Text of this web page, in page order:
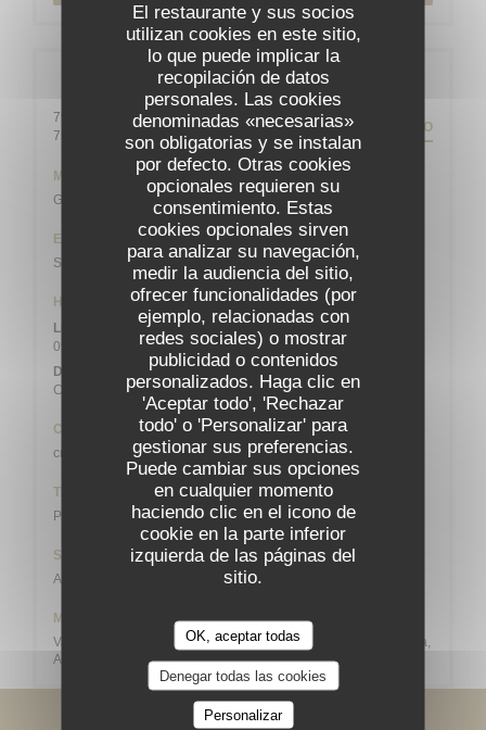
El restaurante y sus socios
utilizan cookies en este sitio,
lo que puede implicar la
recopilación de datos
personales. Las cookies
denominadas «necesarias»
son obligatorias y se instalan
por defecto. Otras cookies
opcionales requieren su
consentimiento. Estas
cookies opcionales sirven
para analizar su navegación,
medir la audiencia del sitio,
ofrecer funcionalidades (por
ejemplo, relacionadas con
redes sociales) o mostrar
publicidad o contenidos
personalizados. Haga clic en
'Aceptar todo', 'Rechazar
todo' o 'Personalizar' para
gestionar sus preferencias.
Puede cambiar sus opciones
en cualquier momento
haciendo clic en el icono de
cookie en la parte inferior
izquierda de las páginas del
sitio.
OK, aceptar todas
Denegar todas las cookies
Personalizar
Información general
79 rue Daguerre - 01 43 21 92 29
75014 Paris
((abre en una nueva ventana))
ITINERARIO
Metro
Gaîté
Estación de bicicletas
Station n° 14103 132 / 136 AVENUE DU MAINE
Horario de apertura
Lun
09:00 - 13:45
• 19:00 - 21:45
Domingo
Cerrado
Cocina
creativa, Bistronomique
Tipo de negocio
Pub
Servicios
Aseo con acceso para minusválidos, Comidas de Grupo
Métodos de pago
Vales restaurante (unicamente almuerzo), Efectivo, Master, Visa,
American Express, Tarjeta de Crédito